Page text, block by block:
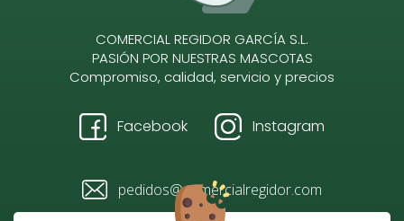
COMERCIAL REGIDOR GARCÍA S.L.
PASIÓN POR NUESTRAS MASCOTAS
Compromiso, calidad, servicio y precios
Facebook Instagram
pedidos@comercialregidor.com